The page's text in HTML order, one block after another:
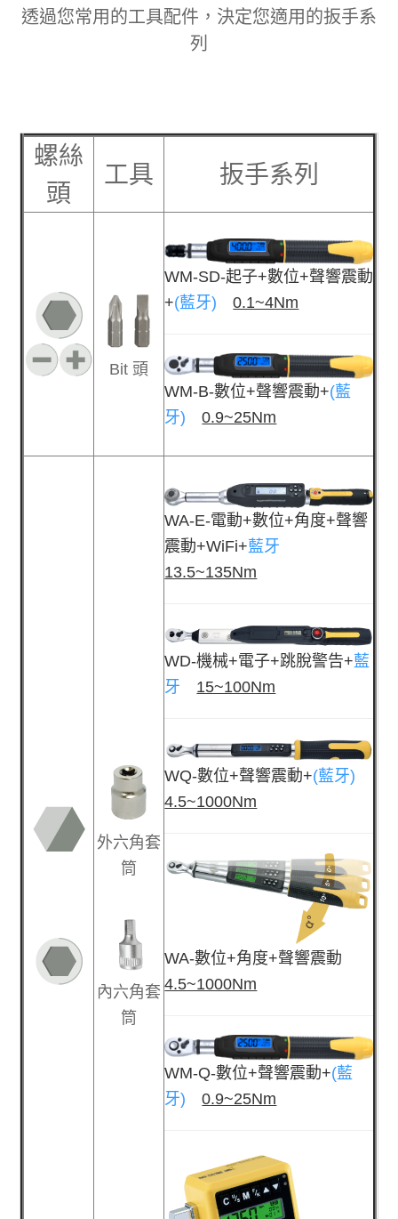
透過您常用的工具配件，決定您適用的扳手系
列
螺絲
頭
工具 扳手系列
Bit 頭
WM-SD-起子+數位+聲響震動
+(藍牙) 0.1~4Nm
WM-B-數位+聲響震動+(藍
牙)
0.9~25Nm
外六角套
筒
內六角套
筒
WA-E-電動+數位+角度+聲響
震動+WiFi+藍牙
13.5~135Nm
WD-機械+電子+跳脫警告+藍
牙
15~100Nm
WQ-數位+聲響震動+(藍牙)
4.5~1000Nm
WA-數位+角度+聲響震動
4.5~1000Nm
WM-Q-數位+聲響震動+(藍
牙)
0.9~25Nm